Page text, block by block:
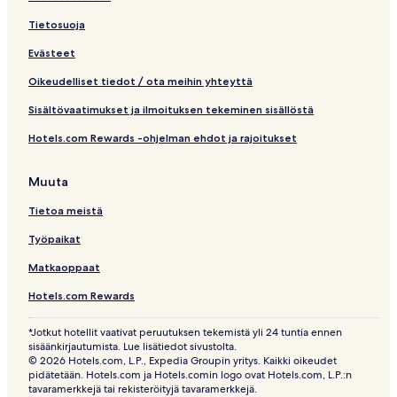
Tietosuoja
Evästeet
Oikeudelliset tiedot / ota meihin yhteyttä
Sisältövaatimukset ja ilmoituksen tekeminen sisällöstä
Hotels.com Rewards -ohjelman ehdot ja rajoitukset
Muuta
Tietoa meistä
Työpaikat
Matkaoppaat
Hotels.com Rewards
*Jotkut hotellit vaativat peruutuksen tekemistä yli 24 tuntia ennen
sisäänkirjautumista. Lue lisätiedot sivustolta.
© 2026 Hotels.com, L.P., Expedia Groupin yritys. Kaikki oikeudet
pidätetään. Hotels.com ja Hotels.comin logo ovat Hotels.com, L.P.:n
tavaramerkkejä tai rekisteröityjä tavaramerkkejä.